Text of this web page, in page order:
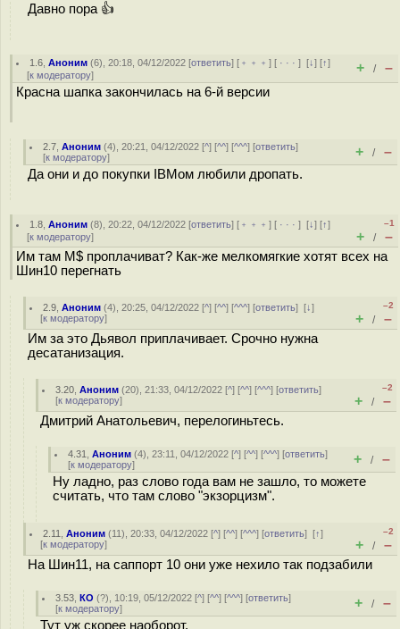
Давно пора 👍
1.6 ,Аноним (6), 20:18, 04/12/2022 [ответить] [ ﹢﹢﹢] [ · · ·][↓] [↑]
[к модератору] + / –
Красна шапка закончилась на 6-й версии
2.7 ,Аноним (4), 20:21, 04/12/2022 [^] [^^] [^^^] [ответить]
[к модератору] + / –
Да они и до покупки IBMом любили дропать.
1.8 ,Аноним (8), 20:22, 04/12/2022 [ответить] [ ﹢﹢﹢] [ · · ·][↓] [↑]
[к модератору]
–1
+ / –
Им там M$ проплачиват? Как-же мелкомягкие хотят всех на
Шин10 перегнать
2.9 ,Аноним (4), 20:25, 04/12/2022 [^] [^^] [^^^] [ответить][↓]
[к модератору]
–2
+ / –
Им за это Дьявол приплачивает. Срочно нужна
десатанизация.
3.20 ,Аноним (20), 21:33, 04/12/2022 [^] [^^] [^^^] [ответить]
[к модератору]
–2
+ / –
Дмитрий Анатольевич, перелогиньтесь.
4.31 ,Аноним (4), 23:11, 04/12/2022 [^] [^^] [^^^] [ответить]
[к модератору] + / –
Ну ладно, раз слово года вам не зашло, то можете
считать, что там слово "экзорцизм".
2.11 ,Аноним (11), 20:33, 04/12/2022 [^] [^^] [^^^] [ответить][↑]
[к модератору]
–2
+ / –
На Шин11, на саппорт 10 они уже нехило так подзабили
3.53 ,КО (?), 10:19, 05/12/2022 [^] [^^] [^^^] [ответить]
[к модератору] + / –
Тут уж скорее наоборот.